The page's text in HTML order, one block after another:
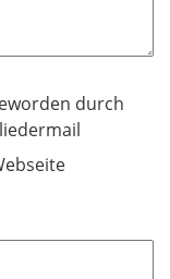
durch